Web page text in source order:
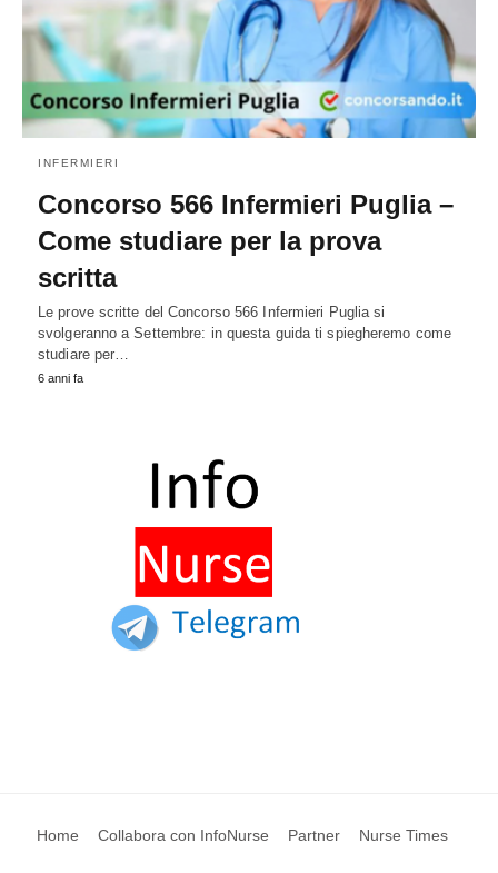
INFERMIERI
Concorso 566 Infermieri Puglia –
Come studiare per la prova
scritta
Le prove scritte del Concorso 566 Infermieri Puglia si
svolgeranno a Settembre: in questa guida ti spiegheremo come
studiare per…
6 anni fa
Home Collabora con InfoNurse Partner Nurse Times